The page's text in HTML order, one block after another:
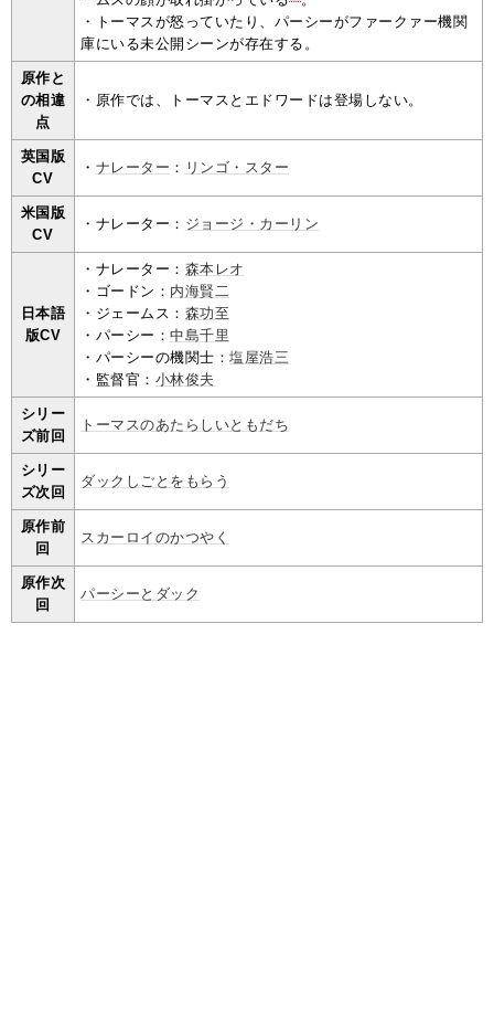
・トーマスが怒っていたり、パーシーがファークァー機関
庫にいる未公開シーンが存在する。
原作と
の相違
点
・原作では、トーマスとエドワードは登場しない。
英国版
CV
・ ナレーター ： リンゴ・スター
米国版
CV
・ナレーター： ジョージ・カーリン
日本語
版CV
・ナレーター： 森本レオ
・ゴードン： 内海賢二
・ジェームス： 森功至
・パーシー：中島千里
・パーシーの機関士：塩屋浩三
・監督官： 小林俊夫
シリー
ズ前回
トーマスのあたらしいともだち
シリー
ズ次回
ダックしごとをもらう
原作前
回
スカーロイのかつやく
原作次
回
パーシーとダック